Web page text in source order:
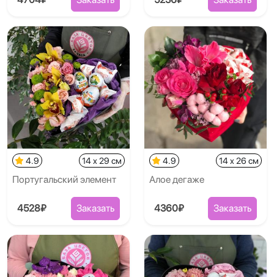
4.9 14 x 29 см
Португальский элемент
4528₽ Заказать
4.9 14 x 26 см
Алое дегаже
4360₽ Заказать